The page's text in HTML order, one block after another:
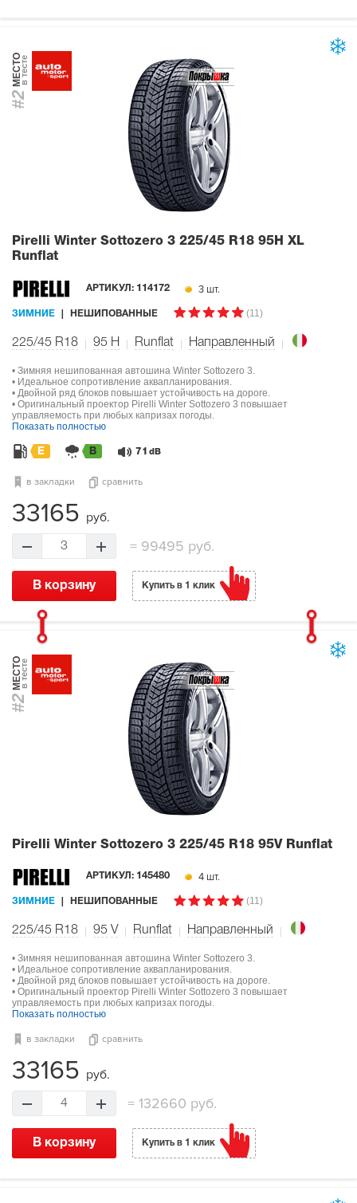
#2
МЕСТОв тесте
Pirelli Winter Sottozero 3 225/45 R18 95H XL
Runflat
АРТИКУЛ: 114172 3 шт.
ЗИМНИЕ НЕШИПОВАННЫЕ (11)
225/45 R18 95 H Runflat Направленный
• Зимняя нешипованная автошина Winter Sottozero 3.
• Идеальное сопротивление аквапланирования.
• Двойной ряд блоков повышает устойчивость на дороге.
• Оригинальный проектор Pirelli Winter Sottozero 3 повышает
управляемость при любых капризах погоды.
Показать полностью
E B 71 dB
в закладки сравнить
33165 руб.
3 =99495 руб.
В корзину Купить в 1 клик
#2
МЕСТОв тесте
Pirelli Winter Sottozero 3 225/45 R18 95V Runflat
АРТИКУЛ: 145480 4 шт.
ЗИМНИЕ НЕШИПОВАННЫЕ (11)
225/45 R18 95 V Runflat Направленный
• Зимняя нешипованная автошина Winter Sottozero 3.
• Идеальное сопротивление аквапланирования.
• Двойной ряд блоков повышает устойчивость на дороге.
• Оригинальный проектор Pirelli Winter Sottozero 3 повышает
управляемость при любых капризах погоды.
Показать полностью
в закладки сравнить
33165 руб.
4 =132660 руб.
В корзину Купить в 1 клик